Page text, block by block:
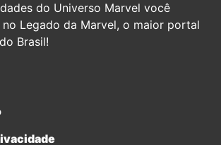
do Universo Marvel você
Legado da Marvel, o maior portal
Brasil!